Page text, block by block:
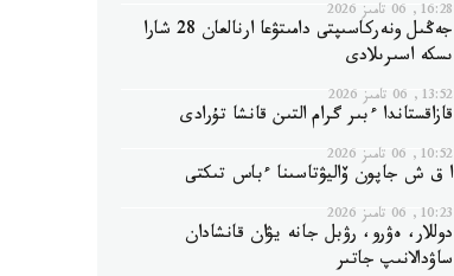
16:28, 06 تامىز 2026
جەڭىل ونەركاسىپتى دامىتۋعا ارنالعان 28 شارا
ىسكە اسىرىلادى
13:52, 06 تامىز 2026
قازاقستاندا ءبىر گرام التىن قانشا تۇرادى
10:52, 06 تامىز 2026
ا ق ش جاپون ۆاليۋتاسىنا ءباس تىكتى
10:23, 06 تامىز 2026
دوللار، ەۋرو، رۋبل جانە يۋان قانشادان
ساۋدالانىپ جاتىر